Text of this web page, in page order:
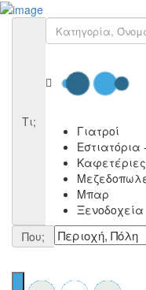
Δωρεάν Καταχώρηση
Επικοινωνία
ad.youropia.gr
Τι;
Γιατροί
Καφετέριες
Μπαρ
Ξενοδοχεία
Που;